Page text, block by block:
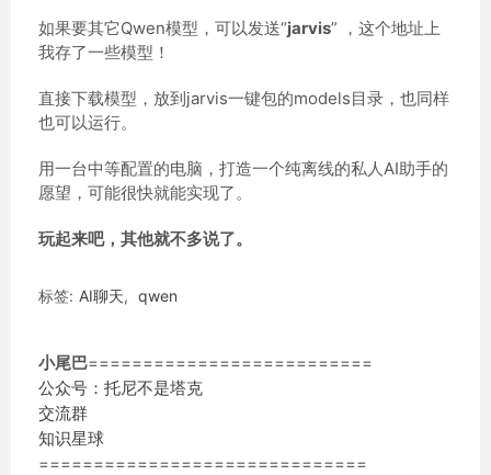
如果要其它Qwen模型，可以发送“jarvis” ，这个地址上
我存了一些模型！
直接下载模型，放到jarvis一键包的models目录，也同样
也可以运行。
用一台中等配置的电脑，打造一个纯离线的私人AI助手的
愿望，可能很快就能实现了。
玩起来吧，其他就不多说了。
标签: AI聊天, qwen
小尾巴==========================
公众号：托尼不是塔克
交流群
知识星球
==============================